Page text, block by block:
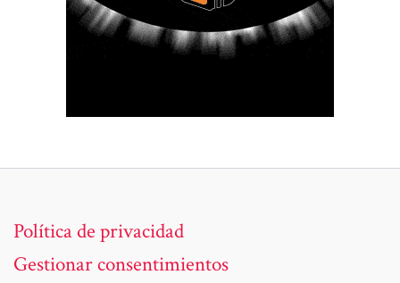
Política de privacidad
Gestionar consentimientos